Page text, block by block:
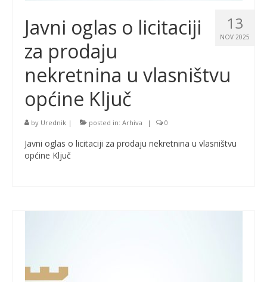
13
NOV 2025
Javni oglas o licitaciji
za prodaju
nekretnina u vlasništvu
općine Ključ
by Urednik | posted in: Arhiva | 0
Javni oglas o licitaciji za prodaju nekretnina u vlasništvu
općine Ključ